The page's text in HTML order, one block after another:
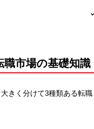
市場の基礎知識
きく分けて3種類ある転職